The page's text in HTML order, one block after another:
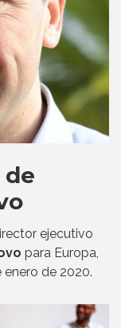
de
ejecutivo
para Europa,
enero de 2020.